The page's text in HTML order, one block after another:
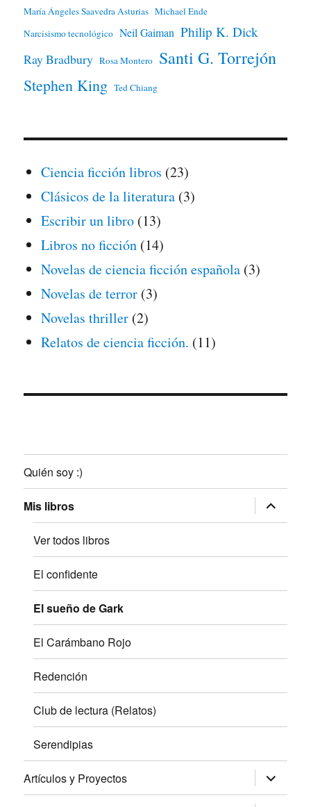
María Ángeles Saavedra Asturias Michael Ende
Narcisismo tecnológico Neil Gaiman Philip K. Dick
Ray Bradbury Rosa Montero Santi G. Torrejón
Stephen King Ted Chiang
Ciencia ficción libros (23)
Clásicos de la literatura (3)
Escribir un libro (13)
Libros no ficción (14)
Novelas de ciencia ficción española (3)
Novelas de terror (3)
Novelas thriller (2)
Relatos de ciencia ficción. (11)
Quién soy :)
Mis libros expande
el
menú
Ver todos libros
El confidente
El sueño de Gark
El Carámbano Rojo
Redención
Club de lectura (Relatos)
Serendipias
Artículos y Proyectos expande
el
menú